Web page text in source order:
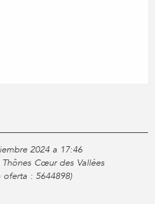
2024 a 17:46
Cœur des Vallées
oferta : 5644898)